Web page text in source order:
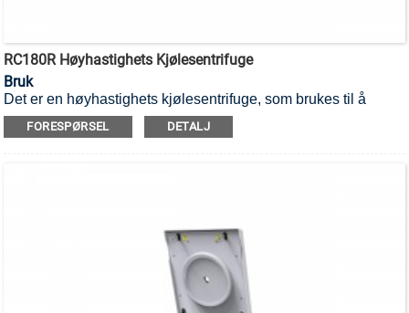
RC180R Høyhastighets Kjølesentrifuge
Bruk
Det er en høyhastighets kjølesentrifuge, som brukes til å
separere forskjellige komponenter i en blanding.
FORESPØRSEL DETALJ